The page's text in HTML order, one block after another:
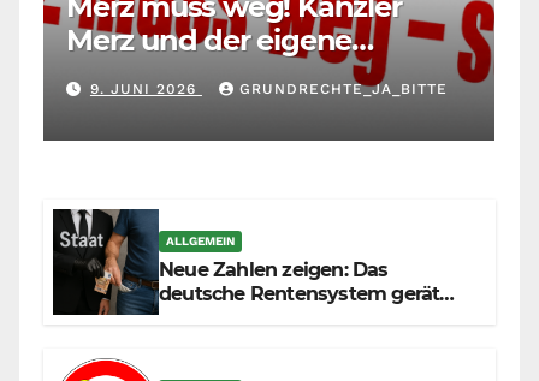
Merz und der eigene
Maßstab: Wer andere richtet,
muss sich selbst richten
9. JUNI 2026 GRUNDRECHTE_JA_BITTE
ALLGEMEIN
Neue Zahlen zeigen: Das
deutsche Rentensystem gerät